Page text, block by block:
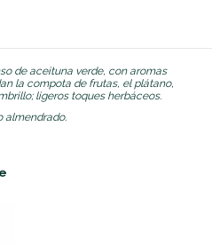
de aceituna verde, con aromas
la compota de frutas, el plátano,
; ligeros toques herbáceos.
almendrado.